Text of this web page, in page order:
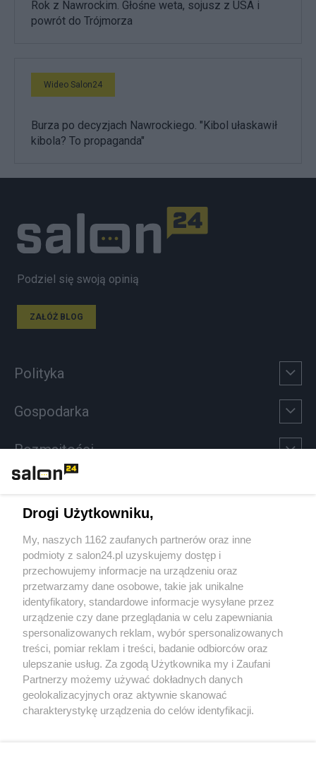
Rok z Nawrockim. Głośne weta, sojusz z USA i
powrót do Trójmorza
Wideo Salon24
Burza po decyzjach Nawrockiego. "Kibol ułaskawił
kibola? To propaganda"
Podziel się swoją opinią
ZAŁÓŻ BLOG
Polityka
Gospodarka
Rozmaitości
Sport
Społeczeństwo
Kultura
X Facebook Instagram Youtube
Drogi Użytkowniku,
My, naszych 1162 zaufanych partnerów oraz inne
podmioty z salon24.pl uzyskujemy dostęp i
przechowujemy informacje na urządzeniu oraz
przetwarzamy dane osobowe, takie jak unikalne
identyfikatory, standardowe informacje wysyłane przez
urządzenie czy dane przeglądania w celu zapewniania
spersonalizowanych reklam, wybór spersonalizowanych
treści, pomiar reklam i treści, badanie odbiorców oraz
ulepszanie usług. Za zgodą Użytkownika my i Zaufani
Partnerzy możemy używać dokładnych danych
geolokalizacyjnych oraz aktywnie skanować
charakterystykę urządzenia do celów identyfikacji.